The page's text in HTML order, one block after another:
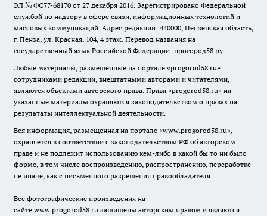
ЭЛ № ФС77-68170 от 27 декабря 2016. Зарегистрировано Федеральной
службой по надзору в сфере связи, информационных технологий и
массовых коммуникаций. Адрес редакции: 440000, Пензенская область,
г. Пенза, ул. Красная, 104, 4 этаж. Перевод названия на
государственный язык Российской Федерации: прогород58.ру.
Любые материалы, размещенные на портале «progorod58.ru»
сотрудниками редакции, внештатными авторами и читателями,
являются объектами авторского права. Права «progorod58.ru» на
указанные материалы охраняются законодательством о правах на
результаты интеллектуальной деятельности.
Вся информация, размещенная на портале «www.progorod58.ru»,
охраняется в соответствии с законодательством РФ об авторском
праве и не подлежит использованию кем-либо в какой бы то ни было
форме, в том числе воспроизведению, распространению, переработке
не иначе, как с письменного разрешения правообладателя.
Все фотографические произведения на
сайте www.progorod58.ru защищены авторским правом и являются